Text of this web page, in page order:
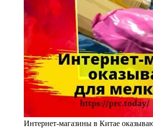
Интернет-магазины в Китае